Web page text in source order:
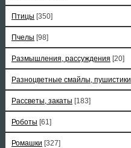
Птицы [350]
Пчелы [98]
Размышления, рассуждения [20]
Разноцветные смайлы, пушистики
Рассветы, закаты [183]
Роботы [61]
Ромашки [327]